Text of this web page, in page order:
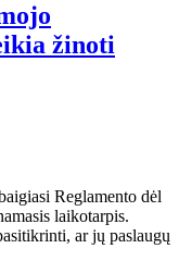
žinoti
Reglamento dėl
laikotarpis.
ar jų paslaugų